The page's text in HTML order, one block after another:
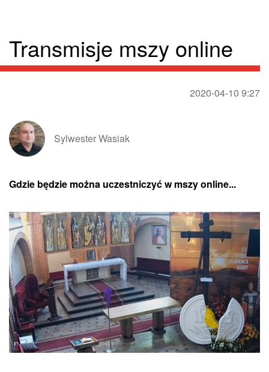
Transmisje mszy online
2020-04-10 9:27
Sylwester Wasiak
Gdzie będzie można uczestniczyć w mszy online...